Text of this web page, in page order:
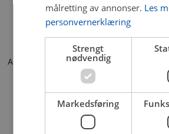
Application error: a client-side
browser console for more
målretting av annonser. Les
personvernerklæring
Strengt
nødvendig
Markedsføring